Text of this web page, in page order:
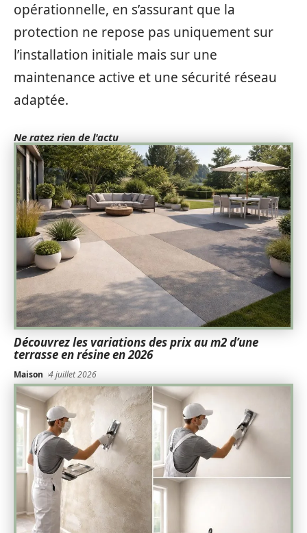
opérationnelle, en s’assurant que la
protection ne repose pas uniquement sur
l’installation initiale mais sur une
maintenance active et une sécurité réseau
adaptée.
Ne ratez rien de l'actu
Découvrez les variations des prix au m2 d’une
terrasse en résine en 2026
Maison 4 juillet 2026